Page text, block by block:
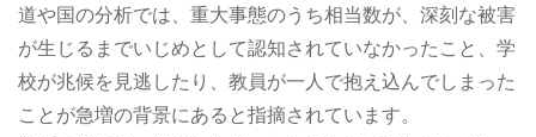
道や国の分析では、重大事態のうち相当数が、深刻な被害
が生じるまでいじめとして認知されていなかったこと、学
校が兆候を見逃したり、教員が一人で抱え込んでしまった
ことが急増の背景にあると指摘されています。